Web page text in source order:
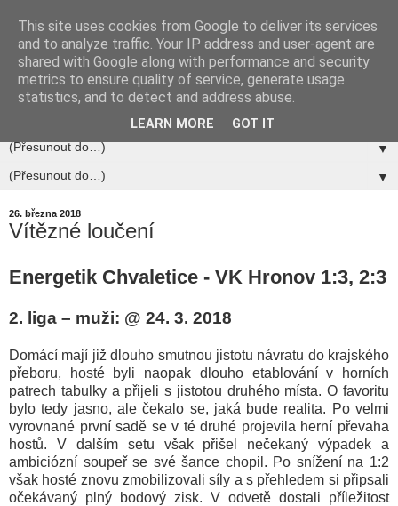
▼
▼
26. března 2018
Vítězné loučení
Energetik Chvaletice - VK Hronov 1:3, 2:3
2. liga – muži: @ 24. 3. 2018
Domácí mají již dlouho smutnou jistotu návratu do krajského
přeboru, hosté byli naopak dlouho etablování v horních
patrech tabulky a přijeli s jistotou druhého místa. O favoritu
bylo tedy jasno, ale čekalo se, jaká bude realita. Po velmi
vyrovnané první sadě se v té druhé projevila herní převaha
hostů. V dalším setu však přišel nečekaný výpadek a
ambiciózní soupeř se své šance chopil. Po snížení na 1:2
však hosté znovu zmobilizovali síly a s přehledem si připsali
očekávaný plný bodový zisk. V odvetě dostali příležitost
This site uses cookies from Google to deliver its services
and to analyze traffic. Your IP address and user-agent are
shared with Google along with performance and security
metrics to ensure quality of service, generate usage
statistics, and to detect and address abuse.
LEARN MORE GOT IT